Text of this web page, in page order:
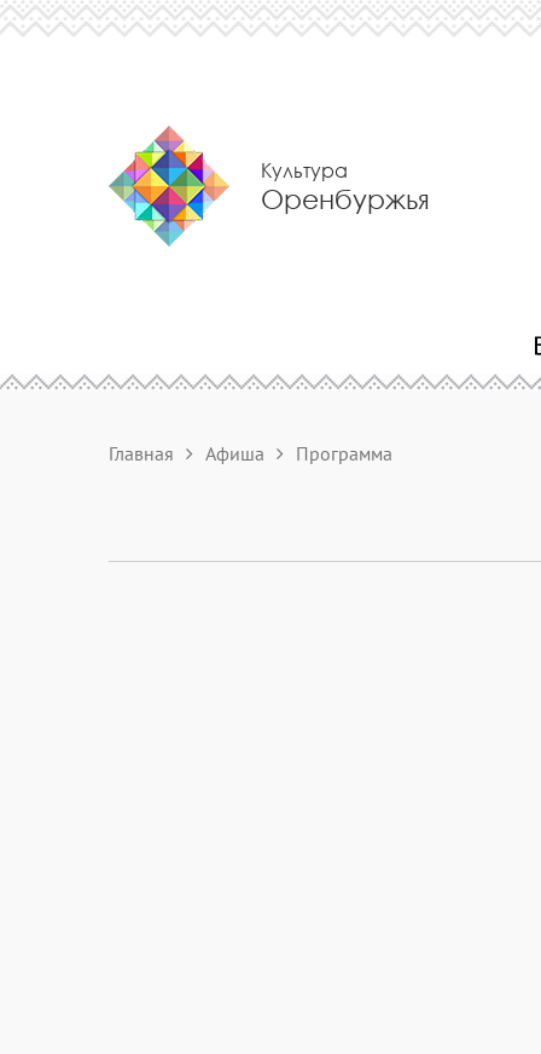
Культура
Оренбуржья
Главная Афиша Программа